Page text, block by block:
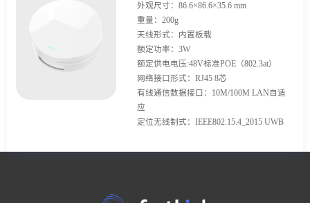
外观尺寸：86.6×86.6×35.6 mm
重量：200g
天线形式：内置板载
额定功率：3W
额定供电电压:48V标准POE（802.3at）
网络接口形式：RJ45 8芯
有线通信数据接口：10M/100M LAN自适
应
定位无线制式：IEEE802.15.4_2015 UWB